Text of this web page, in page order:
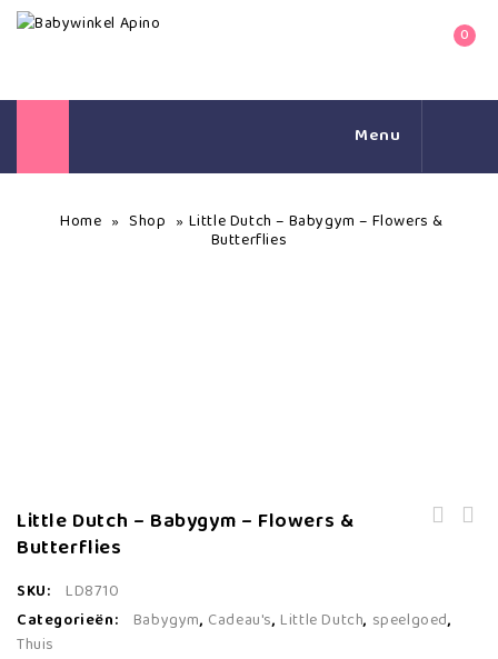
0
Menu
Home » Shop » Little Dutch – Babygym – Flowers &
Butterflies
Little Dutch – Babygym – Flowers &
Butterflies
SKU:
LD8710
Categorieën:
Babygym, Cadeau's,Little Dutch, speelgoed,
Thuis